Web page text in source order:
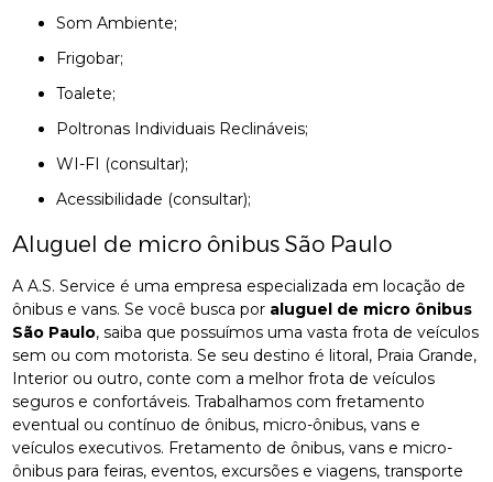
Som Ambiente;
Frigobar;
Toalete;
Poltronas Individuais Reclináveis;
WI-FI (consultar);
Acessibilidade (consultar);
Aluguel de micro ônibus São Paulo
A A.S. Service é uma empresa especializada em locação de
ônibus e vans. Se você busca por aluguel de micro ônibus
São Paulo, saiba que possuímos uma vasta frota de veículos
sem ou com motorista. Se seu destino é litoral, Praia Grande,
Interior ou outro, conte com a melhor frota de veículos
seguros e confortáveis. Trabalhamos com fretamento
eventual ou contínuo de ônibus, micro-ônibus, vans e
veículos executivos. Fretamento de ônibus, vans e micro-
ônibus para feiras, eventos, excursões e viagens, transporte